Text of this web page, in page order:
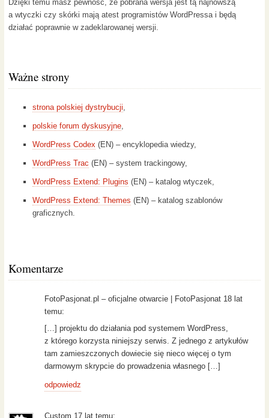
Dzięki temu masz pewność, że pobrana wersja jest tą najnowszą
a wtyczki czy skórki mają atest programistów WordPressa i będą
działać poprawnie w zadeklarowanej wersji.
Ważne strony
strona polskiej dystrybucji
polskie forum dyskusyjne
WordPress Codex (EN) – encyklopedia wiedzy,
WordPress Trac (EN) – system trackingowy,
WordPress Extend: Plugins (EN) – katalog wtyczek,
WordPress Extend: Themes (EN) – katalog szablonów
graficznych.
Komentarze
FotoPasjonat.pl – oficjalne otwarcie | FotoPasjonat 18 lat
temu:
[…] projektu do działania pod systemem WordPress,
z którego korzysta niniejszy serwis. Z jednego z artykułów
tam zamieszczonych dowiecie się nieco więcej o tym
darmowym skrypcie do prowadzenia własnego […]
odpowiedz
Custom 17 lat temu: